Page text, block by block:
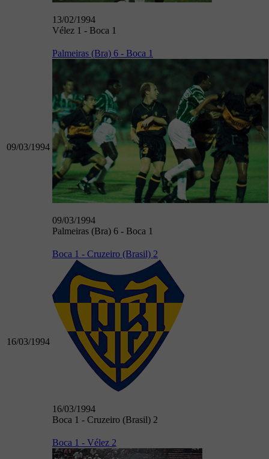
13/02/1994
Vélez 1 - Boca 1
09/03/1994
Palmeiras (Bra) 6 - Boca 1
09/03/1994
Palmeiras (Bra) 6 - Boca 1
16/03/1994
Boca 1 - Cruzeiro (Brasil) 2
16/03/1994
Boca 1 - Cruzeiro (Brasil) 2
Boca 1 - Vélez 2